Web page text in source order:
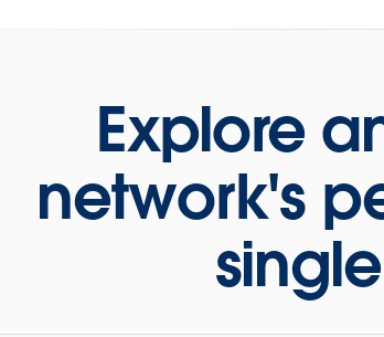
Explore
network's